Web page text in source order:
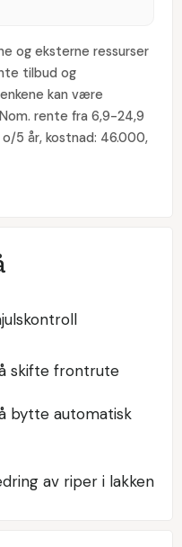
og eksterne ressurser
tilbud og
kan være
rente fra 6,9-24,9
o/5 år, kostnad: 46.000,
skifte frontrute
bytte automatisk
av riper i lakken